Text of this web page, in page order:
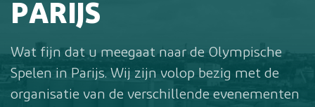
PARIJS
Wat fijn dat u meegaat naar de Olympische
Spelen in Parijs. Wij zijn volop bezig met de
organisatie van de verschillende evenementen